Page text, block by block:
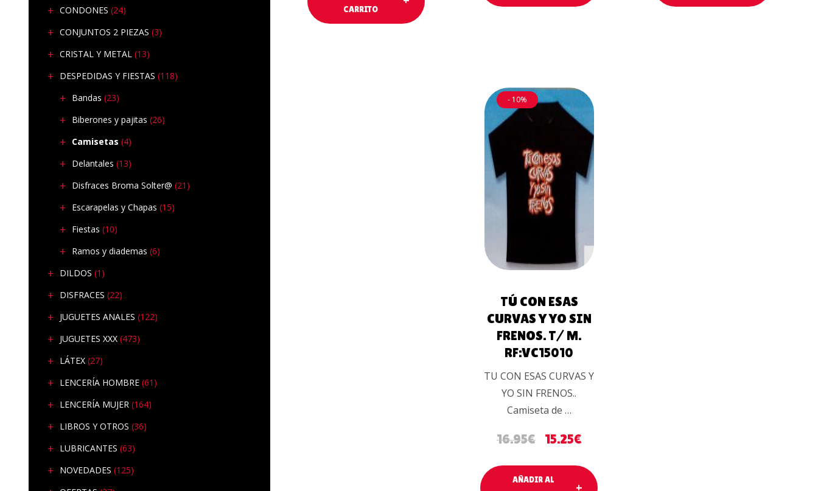
CARRITO
AÑADIR AL
CARRITO
- 10%
TÚ CON ESAS
CURVAS Y YO SIN
FRENOS. T/ M.
RF:VC15010
TU CON ESAS CURVAS Y
YO SIN FRENOS..
Camiseta de …
16.95€ 15.25€
AÑADIR AL
CONDONES (24)
CONJUNTOS 2 PIEZAS (3)
CRISTAL Y METAL (13)
DESPEDIDAS Y FIESTAS (118)
Bandas (23)
Biberones y pajitas (26)
Camisetas (4)
Delantales (13)
Disfraces Broma Solter@ (21)
Escarapelas y Chapas (15)
Fiestas (10)
Ramos y diademas (6)
DILDOS (1)
DISFRACES (22)
JUGUETES ANALES (122)
JUGUETES XXX (473)
LÁTEX (27)
LENCERÍA HOMBRE (61)
LENCERÍA MUJER (164)
LIBROS Y OTROS (36)
LUBRICANTES (63)
NOVEDADES (125)